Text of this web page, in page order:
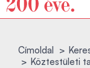
Címoldal
Köztestületi